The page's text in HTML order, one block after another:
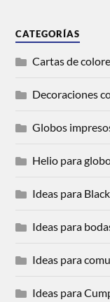
CATEGORÍAS
Cartas de
Decoraciones
Globos
Helio para
Ideas para
Ideas para
Ideas para
Ideas para